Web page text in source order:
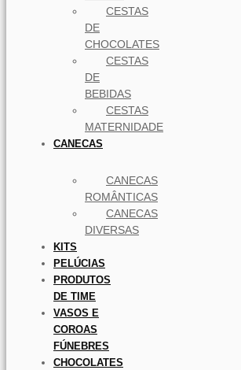
CESTAS
DE
CHOCOLATES
CESTAS
DE
BEBIDAS
CESTAS
MATERNIDADE
CANECAS
CANECAS
ROMÂNTICAS
CANECAS
DIVERSAS
KITS
PELÚCIAS
PRODUTOS
DE TIME
VASOS E
COROAS
FÚNEBRES
CHOCOLATES